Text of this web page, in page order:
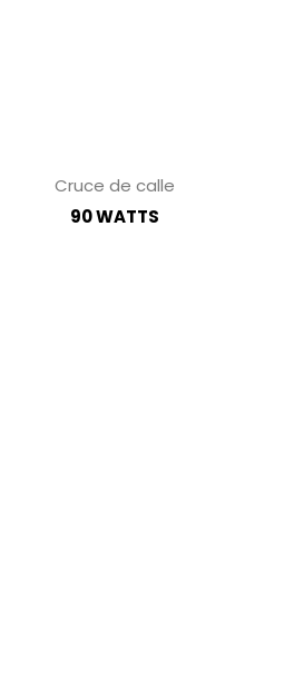
Cruce de calle
90 WATTS